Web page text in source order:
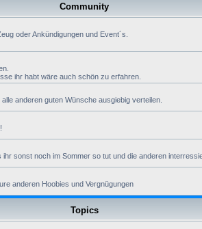
Community
oder Ankündigungen und Event´s.
ihr habt wäre auch schön zu erfahren.
anderen guten Wünsche ausgiebig verteilen.
sonst noch im Sommer so tut und die anderen
anderen Hoobies und Vergnügungen
Topics